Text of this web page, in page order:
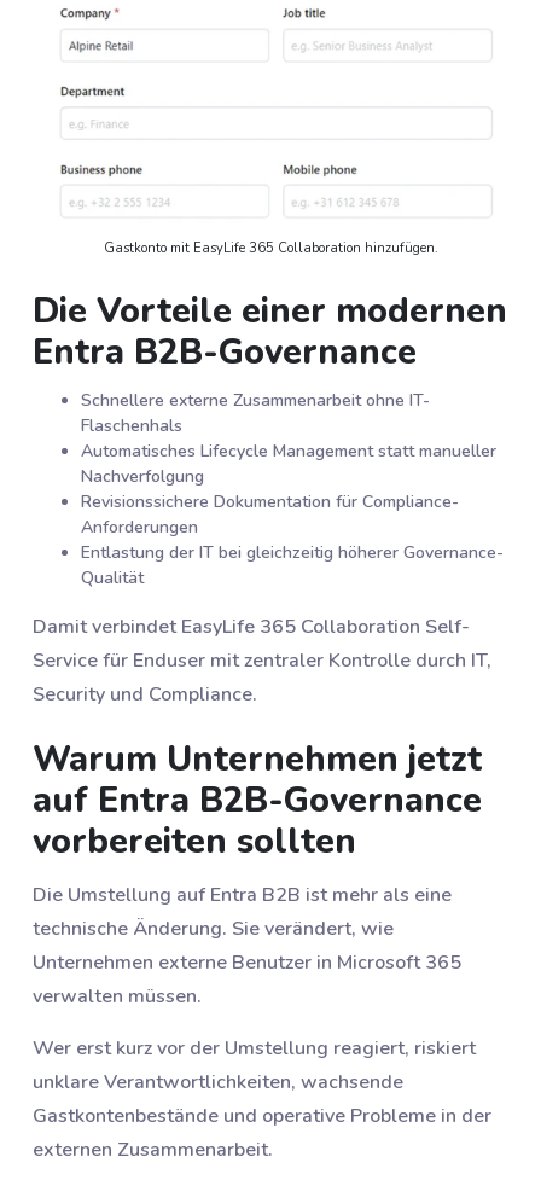
Gastkonto mit EasyLife 365 Collaboration hinzufügen.
Die Vorteile einer modernen
Entra B2B-Governance
Schnellere externe Zusammenarbeit ohne IT-
Flaschenhals
Automatisches Lifecycle Management statt manueller
Nachverfolgung
Revisionssichere Dokumentation für Compliance-
Anforderungen
Entlastung der IT bei gleichzeitig höherer Governance-
Qualität
Damit verbindet EasyLife 365 Collaboration Self-
Service für Enduser mit zentraler Kontrolle durch IT,
Security und Compliance.
Warum Unternehmen jetzt
auf Entra B2B-Governance
vorbereiten sollten
Die Umstellung auf Entra B2B ist mehr als eine
technische Änderung. Sie verändert, wie
Unternehmen externe Benutzer in Microsoft 365
verwalten müssen.
Wer erst kurz vor der Umstellung reagiert, riskiert
unklare Verantwortlichkeiten, wachsende
Gastkontenbestände und operative Probleme in der
externen Zusammenarbeit.